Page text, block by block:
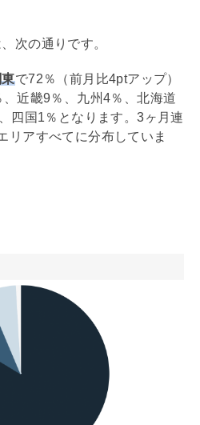
次の通りです。
で72％（前月比4ptアップ）
近畿9％、九州4％、北海道
四国1％となります。3ヶ月連
リアすべてに分布していま